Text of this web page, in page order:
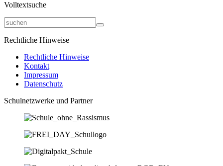
Volltextsuche
Rechtliche Hinweise
Rechtliche Hinweise
Kontakt
Impressum
Datenschutz
Schulnetzwerke und Partner